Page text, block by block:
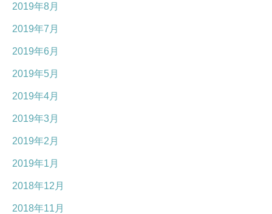
2019年8月
2019年7月
2019年6月
2019年5月
2019年4月
2019年3月
2019年2月
2019年1月
2018年12月
2018年11月